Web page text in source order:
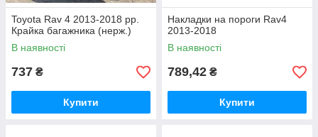
Toyota Rav 4 2013-2018 рр.
Крайка багажника (нерж.)
В наявності
737 ₴
Купити
Накладки на пороги Rav4
2013-2018
В наявності
789,42 ₴
Купити